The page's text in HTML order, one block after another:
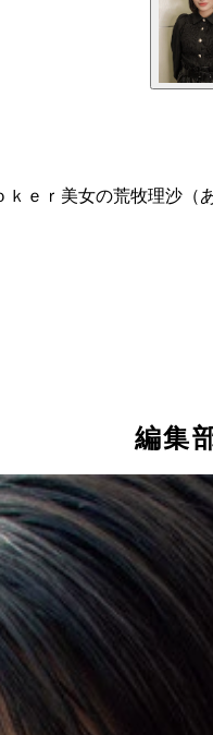
ｋｅｒ美女の荒牧理沙
編集